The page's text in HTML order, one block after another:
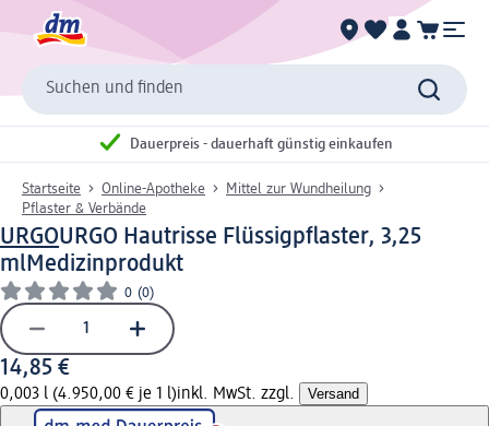
Suchen und finden
Dauerpreis - dauerhaft günstig einkaufen
Startseite Online-Apotheke
Mittel zur Wundheilung
Pflaster & Verbände
URGOURGO Hautrisse Flüssigpflaster, 3,25
mlMedizinprodukt
0 (0)
14,85 €
0,003 l (4.950,00 € je 1 l)inkl. MwSt. zzgl. Versand